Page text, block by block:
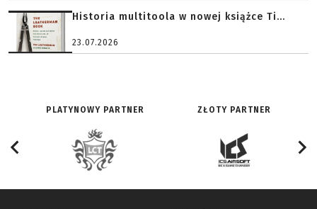
Historia multitoola w nowej książce Ti...
23.07.2026
PLATYNOWY PARTNER ZŁOTY PARTNER